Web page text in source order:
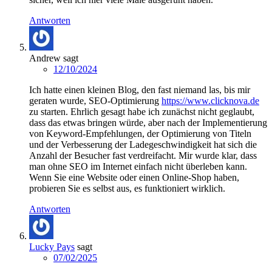
Antworten
Andrew sagt
12/10/2024
Ich hatte einen kleinen Blog, den fast niemand las, bis mir
geraten wurde, SEO-Optimierung https://www.clicknova.de
zu starten. Ehrlich gesagt habe ich zunächst nicht geglaubt,
dass das etwas bringen würde, aber nach der Implementierung
von Keyword-Empfehlungen, der Optimierung von Titeln
und der Verbesserung der Ladegeschwindigkeit hat sich die
Anzahl der Besucher fast verdreifacht. Mir wurde klar, dass
man ohne SEO im Internet einfach nicht überleben kann.
Wenn Sie eine Website oder einen Online-Shop haben,
probieren Sie es selbst aus, es funktioniert wirklich.
Antworten
Lucky Pays sagt
07/02/2025